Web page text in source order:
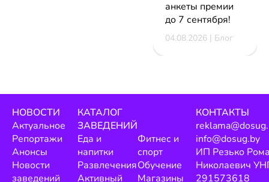
анкеты премии
до 7 сентября!
04.08.2026 | Блог
НОВОСТИ
Актуальное
Репортажи
Анонсы
Новости
заведений
КАТАЛОГ
ЗАВЕДЕНИЙ
Еда и
напитки
Развлечения
Активный
Фитнес и
спорт
Обучение
Магазины
КОНТАКТЫ
info@dosug.by
ИП Резько
Николаевич
291573618